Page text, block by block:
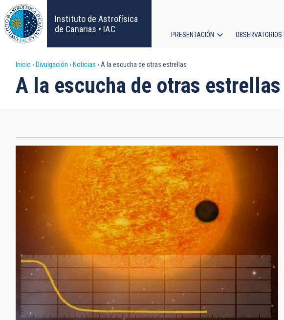
Pasar
al
contenido
principal
Instituto de Astrofísica
de Canarias • IAC
principal
PRESENTACIÓN
Sobrescribir
enlaces
ayuda
a
la
navegación
Inicio Divulgación Noticias A la escucha de otras estrellas
A la escucha de otras estrellas